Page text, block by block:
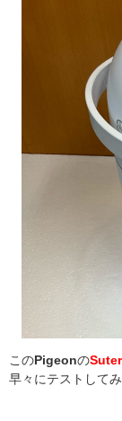
この Pigeonの
早々にテストしてみ